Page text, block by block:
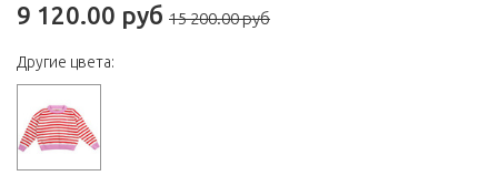
9 120.00 руб 15 200.00 руб
Другие цвета: